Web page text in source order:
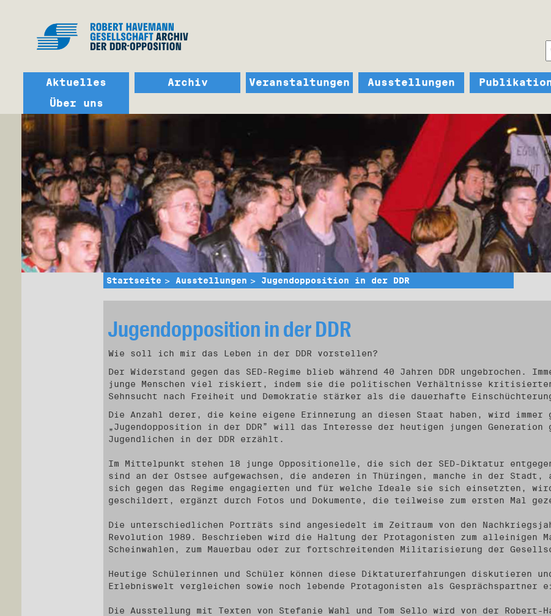
Aktuelles Archiv Veranstaltungen Ausstellungen
Über uns
Startseite Ausstellungen Jugendopposition in der DDR
Jugendopposition in der DDR
Wie soll ich mir das Leben in der DDR vorstellen?
Der Widerstand gegen das SED-Regime blieb während 40 Jahren DDR ungebrochen.
junge Menschen viel riskiert, indem sie die politischen Verhältnisse
Sehnsucht nach Freiheit und Demokratie stärker als die dauerhafte
Die Anzahl derer, die keine eigene Erinnerung an diesen Staat haben, wird immer
„Jugendopposition in der DDR” will das Interesse der heutigen jungen Generation
Jugendlichen in der DDR erzählt.
Im Mittelpunkt stehen 18 junge Oppositionelle, die sich der SED-Diktatur
sind an der Ostsee aufgewachsen, die anderen in Thüringen, manche in der Stadt,
sich gegen das Regime engagierten und für welche Ideale sie sich einsetzten,
geschildert, ergänzt durch Fotos und Dokumente, die teilweise zum ersten Mal
Die unterschiedlichen Porträts sind angesiedelt im Zeitraum von den
Revolution 1989. Beschrieben wird die Haltung der Protagonisten zum alleinigen
Scheinwahlen, zum Mauerbau oder zur fortschreitenden Militarisierung der
Heutige Schülerinnen und Schüler können diese Diktaturerfahrungen diskutieren
Erlebniswelt vergleichen sowie noch lebende Protagonisten als Gesprächspartner
Die Ausstellung mit Texten von Stefanie Wahl und Tom Sello wird von der Robert-